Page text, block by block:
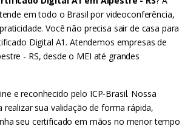
em todo o Brasil por videoconferência,
Você não precisa sair de casa para
Digital A1. Atendemos empresas de
- RS, desde o MEI até grandes
e reconhecido pelo ICP-Brasil. Nossa
sua validação de forma rápida,
seu certificado em mãos no menor tempo